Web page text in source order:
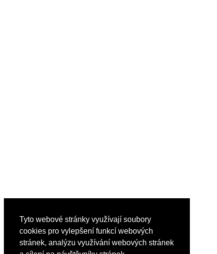
Tyto webové stránky využívají soubory
cookies pro vylepšení funkcí webových
stránek, analýzu využívání webových stránek